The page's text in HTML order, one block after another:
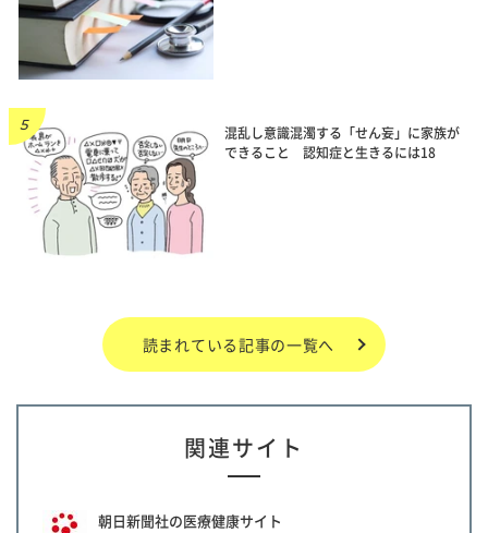
混乱し意識混濁する「せん妄」に家族が
できること 認知症と生きるには18
読まれている記事の一覧へ
関連サイト
朝日新聞社の医療健康サイト